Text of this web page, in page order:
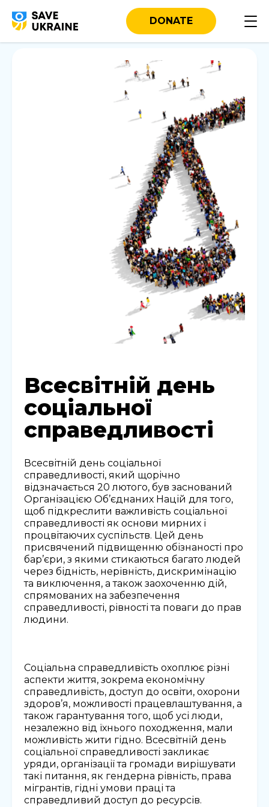
DONATE
Всесвітній день
соціальної
справедливості
Всесвітній день соціальної
справедливості, який щорічно
відзначається 20 лютого, був заснований
Організацією Об’єднаних Націй для того,
щоб підкреслити важливість соціальної
справедливості як основи мирних і
процвітаючих суспільств. Цей день
присвячений підвищенню обізнаності про
бар’єри, з якими стикаються багато людей
через бідність, нерівність, дискримінацію
та виключення, а також заохоченню дій,
спрямованих на забезпечення
справедливості, рівності та поваги до прав
людини.
Соціальна справедливість охоплює різні
аспекти життя, зокрема економічну
справедливість, доступ до освіти, охорони
здоров’я, можливості працевлаштування, а
також гарантування того, щоб усі люди,
незалежно від їхнього походження, мали
можливість жити гідно. Всесвітній день
соціальної справедливості закликає
уряди, організації та громади вирішувати
такі питання, як гендерна рівність, права
мігрантів, гідні умови праці та
справедливий доступ до ресурсів.